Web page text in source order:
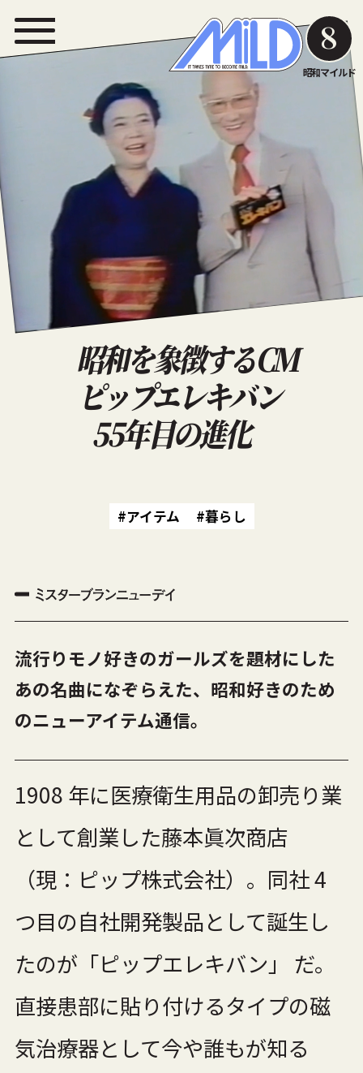
8
昭和マイルド
昭和を象徴するCM
ピップエレキバン
55年目の進化
#アイテム #暮らし
流行りモノ好きのガールズを題材にした
あの名曲になぞらえた、昭和好きのため
のニューアイテム通信。
1908 年に医療衛生用品の卸売り業
として創業した藤本眞次商店
（現：ピップ株式会社）。同社 4
つ目の自社開発製品として誕生し
たのが「ピップエレキバン」 だ。
直接患部に貼り付けるタイプの磁
気治療器として今や誰もが知る